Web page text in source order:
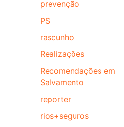
prevenção
PS
rascunho
Realizações
Recomendações em
Salvamento
reporter
rios+seguros